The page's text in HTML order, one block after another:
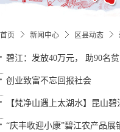
首页 新闻中心 区县动态
碧江：发放40万元， 助90名
创业致富不忘回报社会
【梵净山遇上太湖水】昆山
“庆丰收迎小康”碧江农产品展